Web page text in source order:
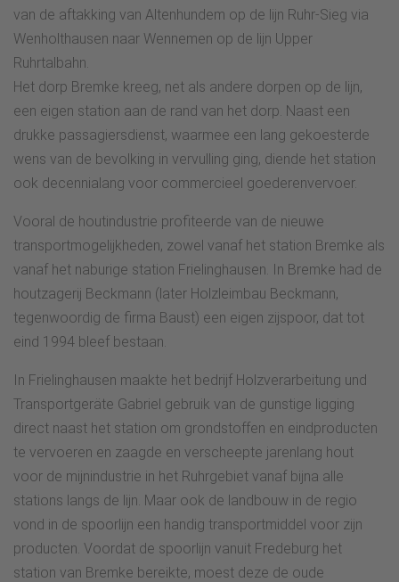
van de aftakking van Altenhundem op de lijn Ruhr-Sieg via
Wenholthausen naar Wennemen op de lijn Upper
Ruhrtalbahn.
Het dorp Bremke kreeg, net als andere dorpen op de lijn,
een eigen station aan de rand van het dorp. Naast een
drukke passagiersdienst, waarmee een lang gekoesterde
wens van de bevolking in vervulling ging, diende het station
ook decennialang voor commercieel goederenvervoer.
Vooral de houtindustrie profiteerde van de nieuwe
transportmogelijkheden, zowel vanaf het station Bremke als
vanaf het naburige station Frielinghausen. In Bremke had de
houtzagerij Beckmann (later Holzleimbau Beckmann,
tegenwoordig de firma Baust) een eigen zijspoor, dat tot
eind 1994 bleef bestaan.
In Frielinghausen maakte het bedrijf Holzverarbeitung und
Transportgeräte Gabriel gebruik van de gunstige ligging
direct naast het station om grondstoffen en eindproducten
te vervoeren en zaagde en verscheepte jarenlang hout
voor de mijnindustrie in het Ruhrgebiet vanaf bijna alle
stations langs de lijn. Maar ook de landbouw in de regio
vond in de spoorlijn een handig transportmiddel voor zijn
producten. Voordat de spoorlijn vanuit Fredeburg het
station van Bremke bereikte, moest deze de oude